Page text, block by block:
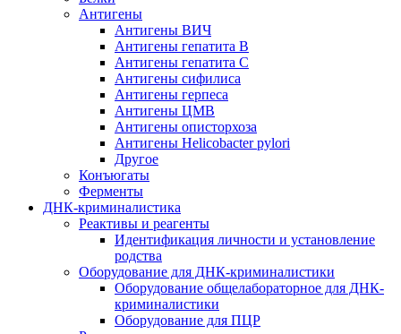
Антигены
Антигены ВИЧ
Антигены гепатита B
Антигены гепатита C
Антигены сифилиса
Антигены герпеса
Антигены ЦМВ
Антигены описторхоза
Антигены Helicobacter pylori
Другое
Конъюгаты
Ферменты
ДНК-криминалистика
Реактивы и реагенты
Идентификация личности и установление
родства
Оборудование для ДНК-криминалистики
Оборудование общелабораторное для ДНК-
криминалистики
Оборудование для ПЦР